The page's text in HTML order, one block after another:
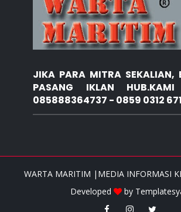
JIKA PARA MITRA SEKALIAN,
PASANG IKLAN
085888364737 - 0859 0312
WARTA MARITIM |MEDIA INFORMASI
Developed
by